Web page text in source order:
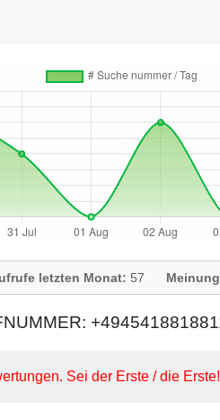
letzten Monat: 57
Sei der Erste / die Erste!